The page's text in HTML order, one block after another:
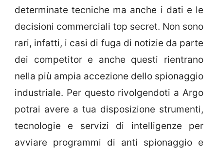
determinate tecniche ma anche i dati e le
decisioni commerciali top secret. Non sono
rari, infatti, i casi di fuga di notizie da parte
dei competitor e anche questi rientrano
nella più ampia accezione dello spionaggio
industriale. Per questo rivolgendoti a Argo
potrai avere a tua disposizione strumenti,
tecnologie e servizi di intelligenze per
avviare programmi di anti spionaggio e